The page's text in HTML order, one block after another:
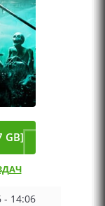
GB]
- 14:06